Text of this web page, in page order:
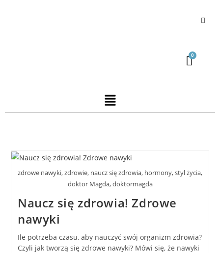
zdrowe nawyki, zdrowie, naucz się zdrowia, hormony, styl życia,
doktor Magda, doktormagda
Naucz się zdrowia! Zdrowe
nawyki
Ile potrzeba czasu, aby nauczyć swój organizm zdrowia?
Czyli jak tworzą się zdrowe nawyki? Mówi się, że nawyki